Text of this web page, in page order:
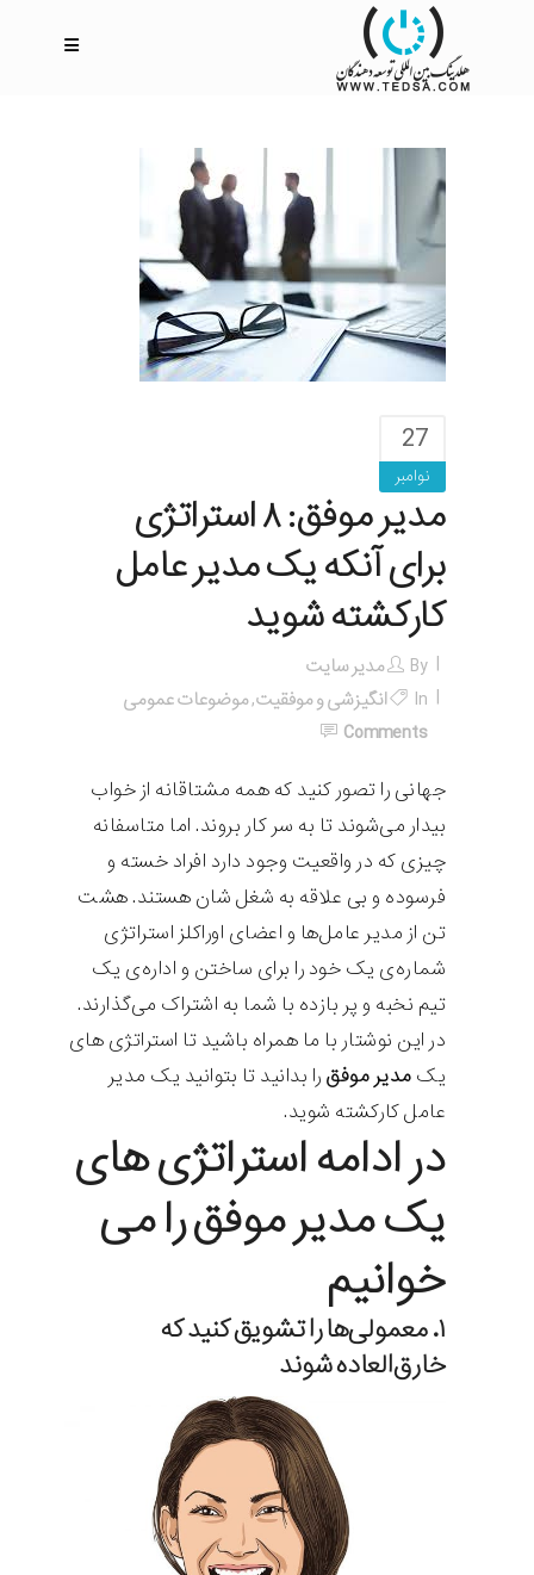
27
نوامبر
مدیر موفق: ۸ استراتژی
برای آنکه یک مدیر عامل
کارکشته شوید
By
مدیر سایت
In
انگیزشی و موفقیت,موضوعات عمومی
Comments
جهانی را تصور کنید که همه مشتاقانه از خواب
بیدار می‌شوند تا به سر کار بروند. اما متاسفانه
چیزی که در واقعیت وجود دارد افراد خسته و
فرسوده و بی علاقه به شغل شان هستند. هشت
تن از مدیر عامل‌ها و اعضای اوراکلز استراتژی
شماره‌ی یک خود را برای ساختن و اداره‌ی یک
تیم نخبه و پر بازده با شما به اشتراک می‌گذارند.
در این نوشتار با ما همراه باشید تا استراتژی های
یک مدیر موفق را بدانید تا بتوانید یک مدیر
عامل کارکشته شوید.
در ادامه استراتژی های
یک مدیر موفق را می
خوانیم
۱. معمولی‌ها را تشویق کنید که
خارق‌العاده شوند